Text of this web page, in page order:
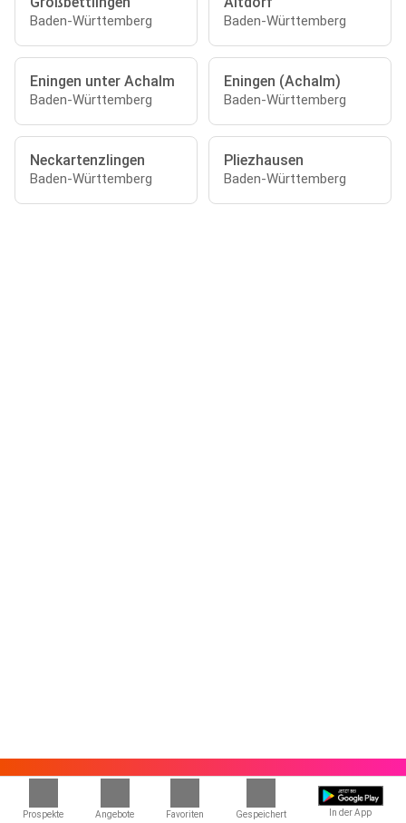
Prospekte Angebote Favoriten Gespeichert In der App
Baden-Württemberg Baden-Württemberg
Eningen unter Achalm
Baden-Württemberg
Eningen (Achalm)
Baden-Württemberg
Neckartenzlingen
Baden-Württemberg
Pliezhausen
Baden-Württemberg